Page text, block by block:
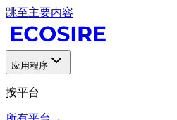
跳至主要内容
应用程序
按平台